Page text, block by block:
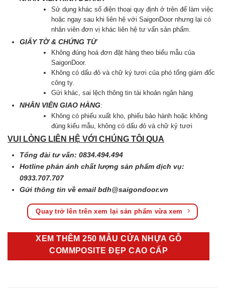
Sử dụng khác số điện thoại quy định ở trên để làm việc
hoặc ngay sau khi liên hệ với SaigonDoor nhưng lại có
nhân viên đơn vị khác liên hệ tư vấn sản phẩm.
GIẤY TỜ & CHỨNG TỪ
Không đúng hoá đơn đặt hàng theo biểu mẫu của
SaigonDoor.
Không có dấu đỏ và chữ ký tươi của phó tổng giám đốc
công ty.
Gửi khác, sai lệch thông tin tài khoản ngân hàng
NHÂN VIÊN GIAO HÀNG:
Không có phiếu xuất kho, phiếu bảo hành hoặc không
đúng kiểu mẫu, không có dấu đỏ và chữ kỷ tươi
VUI LÒNG LIÊN HỆ VỚI CHÚNG TÔI QUA
Tổng đài tư vấn: 0834.494.494
Hotline phản ánh chất lượng sản phẩm dịch vụ:
0933.707.707
Gửi thông tin về emailbdh@saigondoor.vn
Quay trở lên trên xem lại sản phẩm vừa xem
XEM THÊM 250 MẪU CỬA NHỰA GỖ
COMMPOSITE ĐẸP CAO CẤP